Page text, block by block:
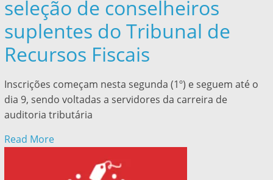
seleção de conselheiros
suplentes do Tribunal de
Recursos Fiscais
Inscrições começam nesta segunda (1º) e seguem até o
dia 9, sendo voltadas a servidores da carreira de
auditoria tributária
Read More